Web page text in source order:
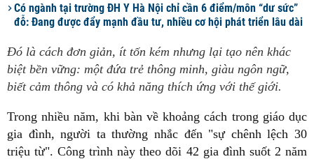
Có ngành tại trường ĐH Y Hà Nội chỉ cần 6 điểm/môn “dư sức”
đỗ: Đang được đẩy mạnh đầu tư, nhiều cơ hội phát triển lâu dài
Đó là cách đơn giản, ít tốn kém nhưng lại tạo nên khác
biệt bền vững: một đứa trẻ thông minh, giàu ngôn ngữ,
biết cảm thông và có khả năng thích ứng với thế giới.
Trong nhiều năm, khi bàn về khoảng cách trong giáo dục
gia đình, người ta thường nhắc đến "sự chênh lệch 30
triệu từ". Công trình này theo dõi 42 gia đình suốt 2 năm